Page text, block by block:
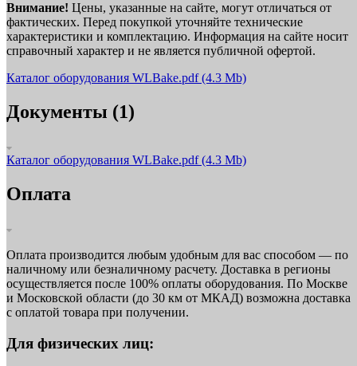
Внимание! Цены, указанные на сайте, могут отличаться от
фактических. Перед покупкой уточняйте технические
характеристики и комплектацию. Информация на сайте носит
справочный характер и не является публичной офертой.
Каталог оборудования WLBake.pdf(4.3 Mb)
Документы (1)
Каталог оборудования WLBake.pdf(4.3 Mb)
Оплата
Оплата производится любым удобным для вас способом — по
наличному или безналичному расчету. Доставка в регионы
осуществляется после 100% оплаты оборудования. По Москве
и Московской области (до 30 км от МКАД) возможна доставка
с оплатой товара при получении.
Для физических лиц: